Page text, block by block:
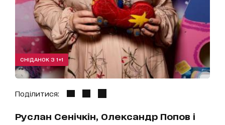
СНІДАНОК З 1+1
Поділитися:
Руслан Сенічкін, Олександр Попов і